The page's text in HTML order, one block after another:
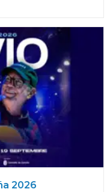
2026